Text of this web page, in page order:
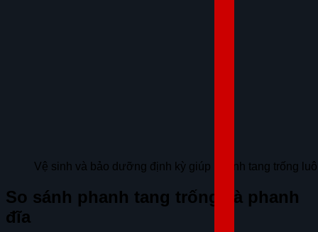
Vệ sinh và bảo dưỡng định kỳ giúp phanh tang trống
So sánh phanh tang trống và phanh
đĩa